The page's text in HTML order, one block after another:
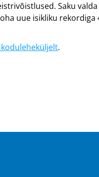
Saku
uue isikliku
.